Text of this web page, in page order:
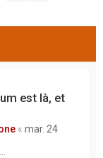
est là, et
« mar. 24